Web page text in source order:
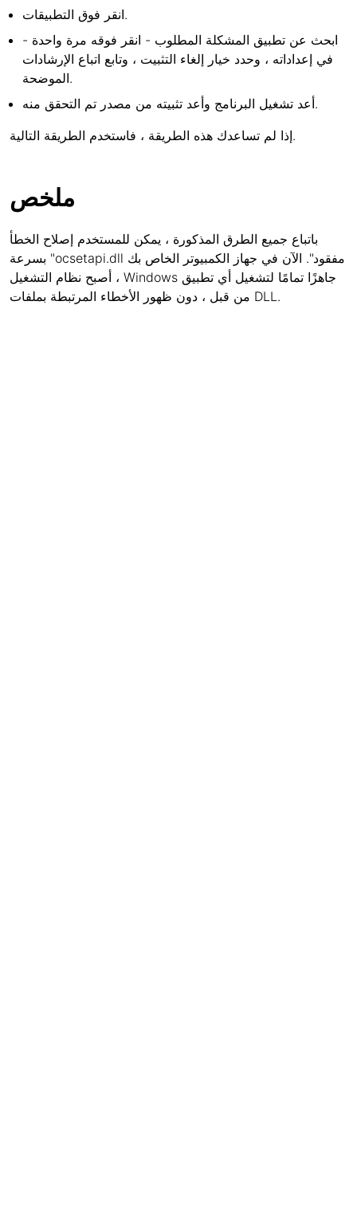
انقر فوق التطبيقات.
ابحث عن تطبيق المشكلة المطلوب - انقر فوقه مرة واحدة -
في إعداداته ، وحدد خيار إلغاء التثبيت ، وتابع اتباع الإرشادات
الموضحة.
أعد تشغيل البرنامج وأعد تثبيته من مصدر تم التحقق منه.
إذا لم تساعدك هذه الطريقة ، فاستخدم الطريقة التالية.
ملخص
باتباع جميع الطرق المذكورة ، يمكن للمستخدم إصلاح الخطأ
بسرعة "ocsetapi.dll مفقود". الآن في جهاز الكمبيوتر الخاص بك
، أصبح نظام التشغيل Windows جاهزًا تمامًا لتشغيل أي تطبيق
من قبل ، دون ظهور الأخطاء المرتبطة بملفات DLL.